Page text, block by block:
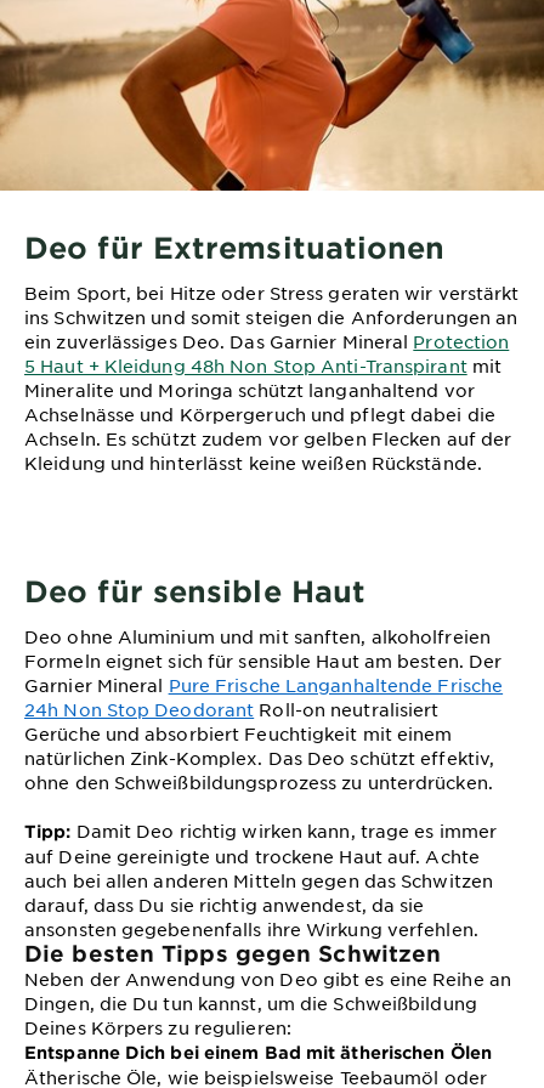
Deo für Extremsituationen
Beim Sport, bei Hitze oder Stress geraten wir verstärkt
ins Schwitzen und somit steigen die Anforderungen an
ein zuverlässiges Deo. Das Garnier Mineral Protection
5 Haut + Kleidung 48h Non Stop Anti-Transpirantmit
Mineralite und Moringa schützt langanhaltend vor
Achselnässe und Körpergeruch und pflegt dabei die
Achseln. Es schützt zudem vor gelben Flecken auf der
Kleidung und hinterlässt keine weißen Rückstände.
Deo für sensible Haut
Deo ohne Aluminium und mit sanften, alkoholfreien
Formeln eignet sich für sensible Haut am besten. Der
Garnier Mineral Pure Frische Langanhaltende Frische
24h Non Stop Deodorant Roll-on neutralisiert
Gerüche und absorbiert Feuchtigkeit mit einem
natürlichen Zink-Komplex. Das Deo schützt effektiv,
ohne den Schweißbildungsprozess zu unterdrücken.
Tipp: Damit Deo richtig wirken kann, trage es immer
auf Deine gereinigte und trockene Haut auf. Achte
auch bei allen anderen Mitteln gegen das Schwitzen
darauf, dass Du sie richtig anwendest, da sie
ansonsten gegebenenfalls ihre Wirkung verfehlen.
Die besten Tipps gegen Schwitzen
Neben der Anwendung von Deo gibt es eine Reihe an
Dingen, die Du tun kannst, um die Schweißbildung
Deines Körpers zu regulieren:
Entspanne Dich bei einem Bad mit ätherischen Ölen
Ätherische Öle, wie beispielsweise Teebaumöl oder